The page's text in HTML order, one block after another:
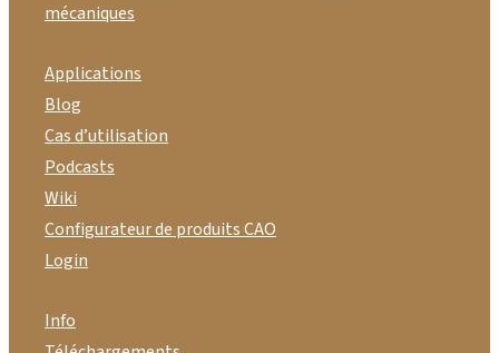
mécaniques
Applications
Blog
Cas d’utilisation
Podcasts
Wiki
Configurateur de produits CAO
Login
Info